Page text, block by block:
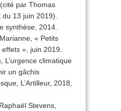
par Thomas
13 juin 2019).
synthèse, 2014.
« Petits
», juin 2019.
L’urgence climatique
un gâchis
L’Artilleur, 2018,
Stevens,